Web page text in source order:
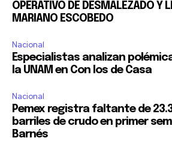
OPERATIVO DE DESMALEZADO Y
MARIANO ESCOBEDO
Nacional
Especialistas analizan
la UNAM en Con los de Casa
Nacional
Pemex registra faltante de
barriles de crudo en primer
Barnés